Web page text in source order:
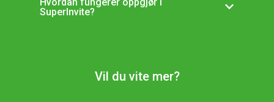
Vil du vite mer?
SuperInvite?